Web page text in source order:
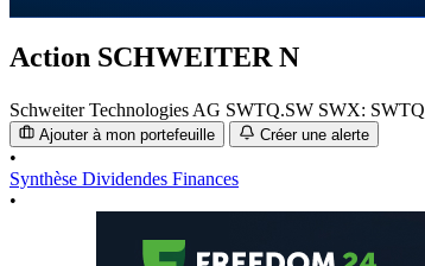
Action SCHWEITER N
Schweiter Technologies AG SWTQ.SW SWX: SWTQ
Ajouter à mon portefeuille Créer une alerte
•
Synthèse Dividendes Finances
•